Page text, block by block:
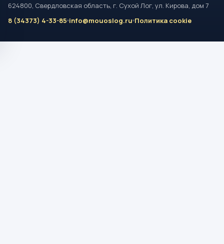
624800, Свердловская область, г. Сухой Лог, ул. Кирова, дом 7
8 (34373) 4-33-85 info@mouoslog.ru Политика cookie